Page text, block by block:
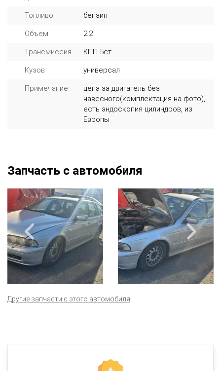
Топливо бензин
Объем 2.2
Трансмиссия КПП 5ст.
Кузов универсал
Примечание
цена за двигатель без
навесного(комплектация на фото),
есть эндоскопия цилиндров, из
Европы
Запчасть с автомобиля
Другие запчасти с этого автомобиля